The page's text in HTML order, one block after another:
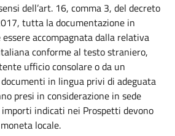
dell’art. 16, comma 3, del decreto
tutta la documentazione in
accompagnata dalla relativa
conforme al testo straniero,
ufficio consolare o da un
in lingua privi di adeguata
presi in considerazione in sede
indicati nei Prospetti devono
locale.